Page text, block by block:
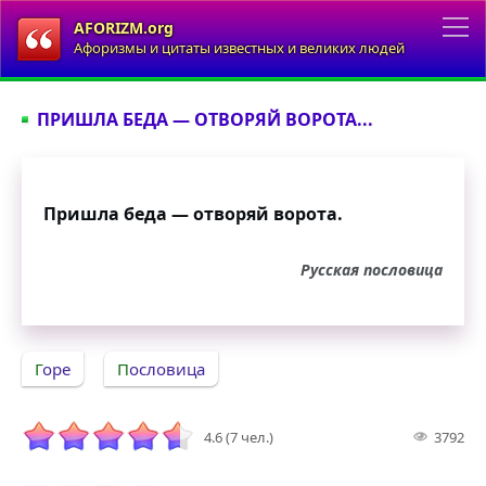
AFORIZM.org
Афоризмы и цитаты известных и великих людей
ПРИШЛА БЕДА — ОТВОРЯЙ ВОРОТА...
Пришла беда — отворяй ворота.
Русская пословица
Горе Пословица
4.6 (7 чел.) 3792